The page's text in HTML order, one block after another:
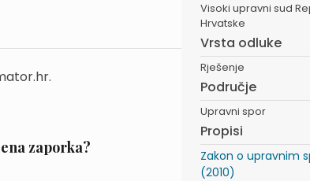
zaporka?
Visoki upravni sud
Hrvatske
Vrsta odluke
Rješenje
Područje
Upravni spor
Propisi
Zakon o upravnim
(2010)